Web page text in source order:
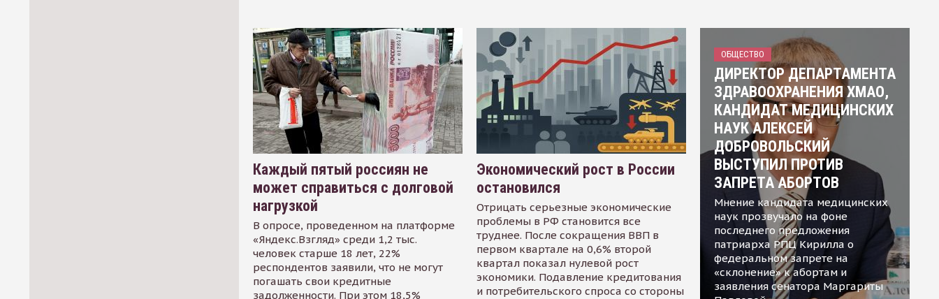
Каждый пятый россиян не
может справиться с долговой
нагрузкой
В опросе, проведенном на платформе
«Яндекс.Взгляд» среди 1,2 тыс.
человек старше 18 лет, 22%
респондентов заявили, что не могут
погашать свои кредитные
задолженности. При этом 18,5%
Экономический рост в России
остановился
Отрицать серьезные экономические
проблемы в РФ становится все
труднее. После сокращения ВВП в
первом квартале на 0,6% второй
квартал показал нулевой рост
экономики. Подавление кредитования
и потребительского спроса со стороны
ОБЩЕСТВО
ДИРЕКТОР ДЕПАРТАМЕНТА
ЗДРАВООХРАНЕНИЯ ХМАО,
КАНДИДАТ МЕДИЦИНСКИХ
НАУК АЛЕКСЕЙ
ДОБРОВОЛЬСКИЙ
ВЫСТУПИЛ ПРОТИВ
ЗАПРЕТА АБОРТОВ
Мнение кандидата медицинских
наук прозвучало на фоне
последнего предложения
патриарха РПЦ Кирилла о
федеральном запрете на
«склонение» к абортам и
заявления сенатора Маргариты